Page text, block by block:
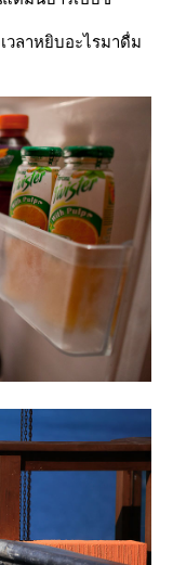
วลาหยิบอะไรมาดื่ม